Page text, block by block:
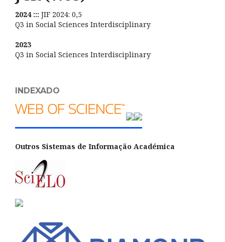
2024 ::: JIF 2024: 0,5
Q3 in Social Sciences Interdisciplinary
2023
Q3 in Social Sciences Interdisciplinary
INDEXADO
Outros Sistemas de Informação Académica